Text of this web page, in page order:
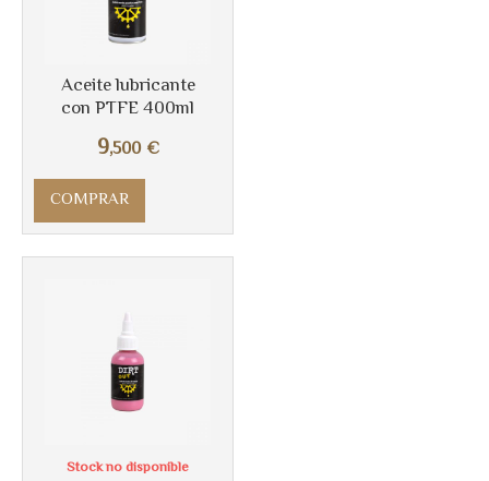
Aceite lubricante
con PTFE 400ml
9,500 €
COMPRAR
Stock no disponible
Más info